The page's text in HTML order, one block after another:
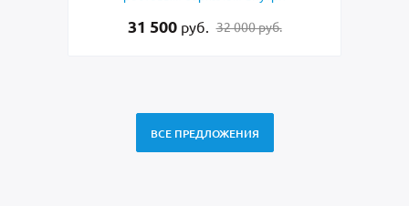
31 500 руб. 32 000 руб.
ВСЕ ПРЕДЛОЖЕНИЯ